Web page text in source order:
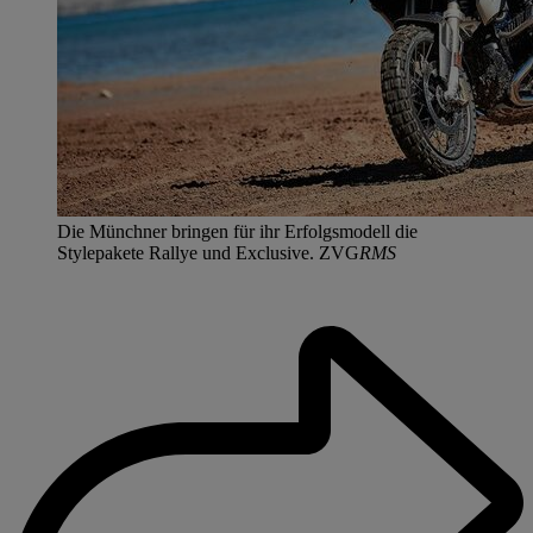
Die Münchner bringen für ihr Erfolgsmodell die
Stylepakete Rallye und Exclusive. ZVGRMS